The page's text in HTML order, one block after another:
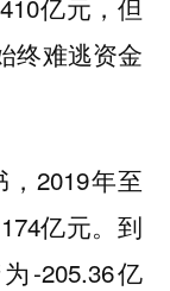
亿元，但
终难逃资金
2019年至
亿元。到
-205.36亿